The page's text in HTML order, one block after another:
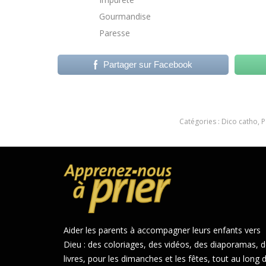
Gourmandise
Paresse
Partager sur Facebook
Catégories : Dico catho, P
Aider les parents à accompagner leurs enfants vers
Dieu : des coloriages, des vidéos, des diaporamas,
livres, pour les dimanches et les fêtes, tout au long